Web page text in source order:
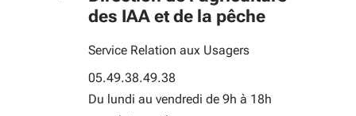
des IAA et de la pêche
Service Relation aux Usagers
05.49.38.49.38
Du lundi au vendredi de 9h à 18h